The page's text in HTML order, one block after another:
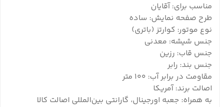
مناسب برای: آقایان
طرح صفحه نمایش: ساده
نوع موتور: کوارتز (باتری)
جنس شیشه: معدنی
جنس قاب: رزین
جنس بند: رابر
مقاومت در برابر آب: 100 متر
اصالت برند: آمریکا
به همراه: جعبه اورجینال، گارانتی بین‌المللی اصالت کالا